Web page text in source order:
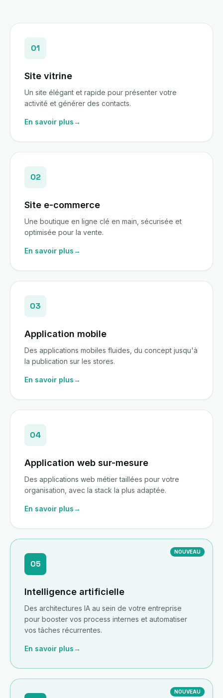
01
Site vitrine
Un site élégant et rapide pour présenter votre
activité et générer des contacts.
En savoir plus→
02
Site e-commerce
Une boutique en ligne clé en main, sécurisée et
optimisée pour la vente.
En savoir plus→
03
Application mobile
Des applications mobiles fluides, du concept jusqu'à
la publication sur les stores.
En savoir plus→
04
Application web sur-mesure
Des applications web métier taillées pour votre
organisation, avec la stack la plus adaptée.
En savoir plus→
NOUVEAU
05
Intelligence artificielle
Des architectures IA au sein de votre entreprise
pour booster vos process internes et automatiser
vos tâches récurrentes.
En savoir plus→
NOUVEAU